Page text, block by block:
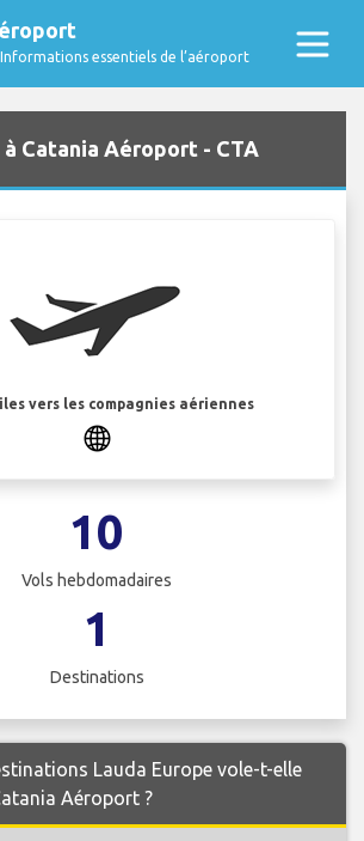
Informations essentiels de l’aéroport
à Catania Aéroport - CTA
vers les compagnies aériennes
10
Vols hebdomadaires
1
Destinations
Lauda Europe vole-t-elle
Aéroport ?